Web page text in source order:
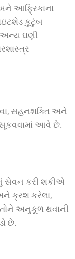
આફ્રિકાના
કુટુંબ
અન્ય ઘણી
સહનશક્તિ અને
આવે છે.
સેવન કરી શકીએ
ક્રશ કરેલા,
અનુકૂળ થવાની
છે.